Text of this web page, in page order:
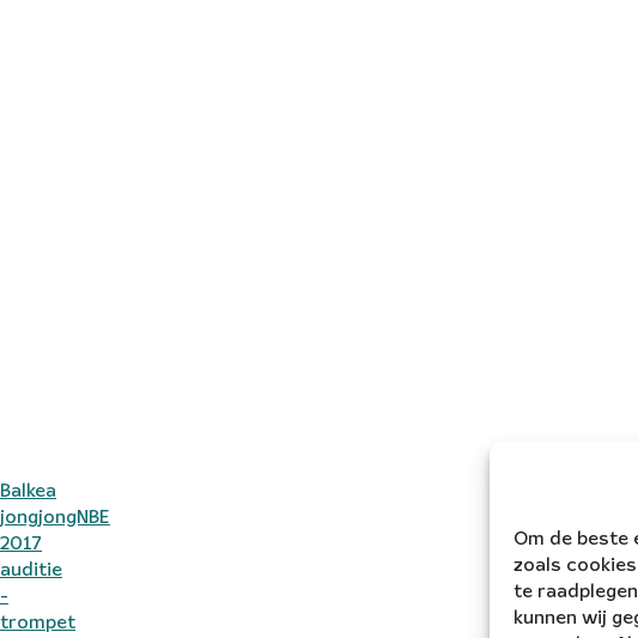
Om de beste
zoals
te
kunnen wij
Balkea
jongjongNBE
2017
auditie
-
trompet